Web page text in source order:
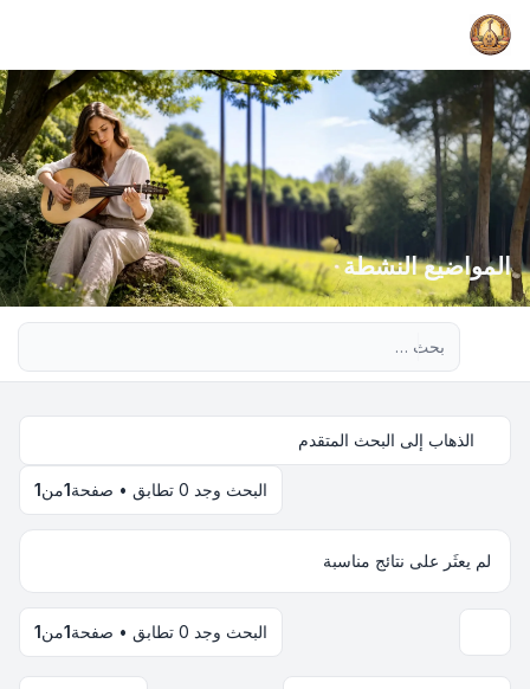
المواضيع النشطة
الذهاب إلى البحث المتقدم
البحث وجد 0 تطابق • صفحة 1من1
لم يعثَر على نتائج مناسبة
البحث وجد 0 تطابق • صفحة 1من1